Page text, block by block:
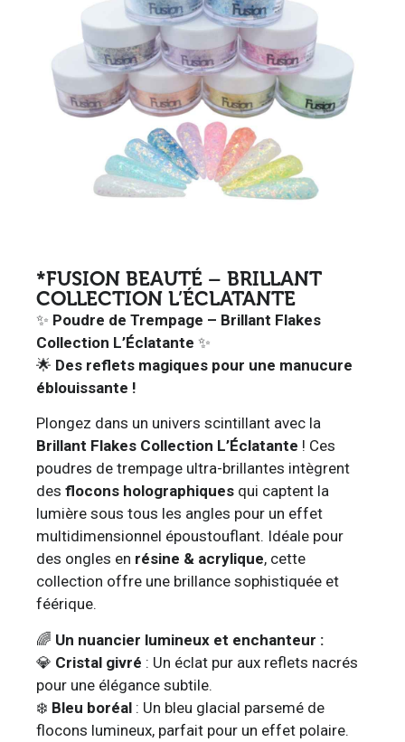
*FUSION BEAUTÉ – BRILLANT
COLLECTION L’ÉCLATANTE
✨ Poudre de Trempage – Brillant Flakes
Collection L’Éclatante ✨
🌟 Des reflets magiques pour une manucure
éblouissante !
Plongez dans un univers scintillant avec la
Brillant Flakes Collection L’Éclatante ! Ces
poudres de trempage ultra-brillantes intègrent
des flocons holographiques qui captent la
lumière sous tous les angles pour un effet
multidimensionnel époustouflant. Idéale pour
des ongles en résine & acrylique, cette
collection offre une brillance sophistiquée et
féérique.
🌈 Un nuancier lumineux et enchanteur :
💎 Cristal givré : Un éclat pur aux reflets nacrés
pour une élégance subtile.
❄️ Bleu boréal : Un bleu glacial parsemé de
flocons lumineux, parfait pour un effet polaire.